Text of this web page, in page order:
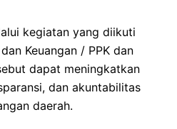
kegiatan yang diikuti
Keuangan / PPK dan
dapat meningkatkan
dan akuntabilitas
daerah.